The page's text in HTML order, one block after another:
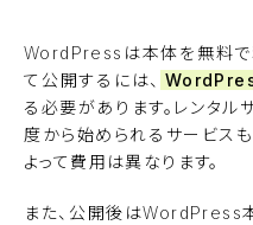
WordPressは本体を無料で
て公開するには、
る必要があります。レンタ
度から始められるサービス
よって費用は異なります。
また、公開後はWordPress